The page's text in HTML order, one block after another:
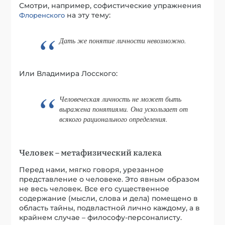
Смотри, например, софистические упражнения
Флоренского на эту тему:
Дать же понятие личности невозможно.
Или Владимира Лосского:
Человеческая личность не может быть
выражена понятиями. Она ускользает от
всякого рационального определения.
Человек – метафизический калека
Перед нами, мягко говоря, урезанное
представление о человеке. Это явным образом
не весь человек. Все его существенное
содержание (мысли, слова и дела) помещено в
область тайны, подвластной лично каждому, а в
крайнем случае – философу-персоналисту.